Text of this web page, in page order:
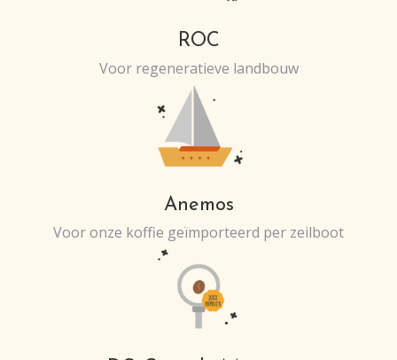
ROC
Voor regeneratieve landbouw
Anemos
Voor onze koffie geïmporteerd per zeilboot